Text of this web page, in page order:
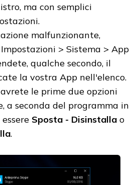
ma con semplici
malfunzionante,
> Sistema > App
qualche secondo, il
la vostra App nell'elenco.
le prime due opzioni
a seconda del programma in
Sposta - Disinstalla o
.